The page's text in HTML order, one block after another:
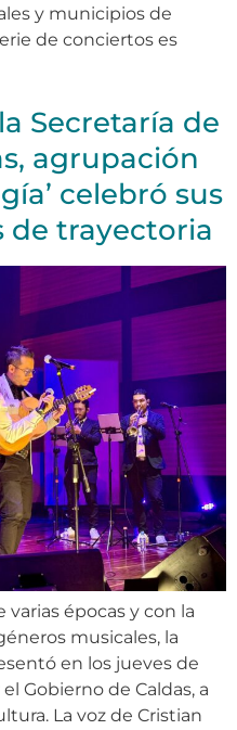
y municipios de
de conciertos es
Secretaría de
agrupación
celebró sus
de trayectoria
épocas y con la
musicales, la
en los jueves de
Gobierno de Caldas, a
La voz de Cristian